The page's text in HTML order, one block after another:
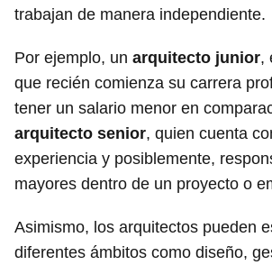
trabajan de manera independiente.
Por ejemplo, un arquitecto junior,
que recién comienza su carrera
tener un salario menor en
arquitecto senior, quien cuenta
experiencia y posiblemente,
mayores dentro de un proyecto o
Asimismo, los arquitectos pueden
diferentes ámbitos como diseño,